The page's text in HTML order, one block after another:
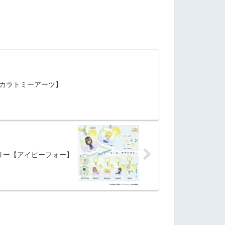
ラトミーアーツ】
【アイピーフォー】